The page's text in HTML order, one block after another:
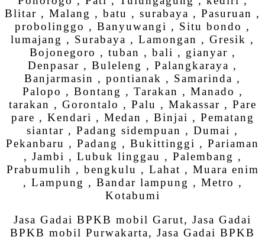
Blitar , Malang , batu , surabaya , Pasuruan ,
probolinggo , Banyuwangi , Situ bondo ,
lumajang , Surabaya , Lamongan , Gresik ,
Bojonegoro , tuban , bali , gianyar ,
Denpasar , Buleleng , Palangkaraya ,
Banjarmasin , pontianak , Samarinda ,
Palopo , Bontang , Tarakan , Manado ,
tarakan , Gorontalo , Palu , Makassar , Pare
pare , Kendari , Medan , Binjai , Pematang
siantar , Padang sidempuan , Dumai ,
Pekanbaru , Padang , Bukittinggi , Pariaman
, Jambi , Lubuk linggau , Palembang ,
Prabumulih , bengkulu , Lahat , Muara enim
, Lampung , Bandar lampung , Metro ,
Kotabumi
Jasa Gadai BPKB mobil Garut, Jasa Gadai
BPKB mobil Purwakarta, Jasa Gadai BPKB